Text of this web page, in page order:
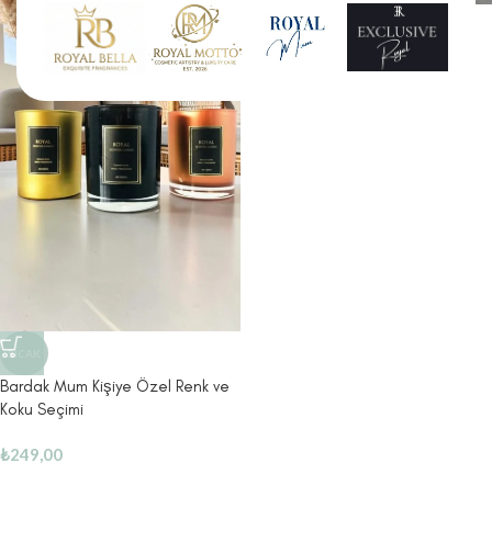
SICAK
Bardak Mum Kişiye Özel Renk ve
Koku Seçimi
₺249,00